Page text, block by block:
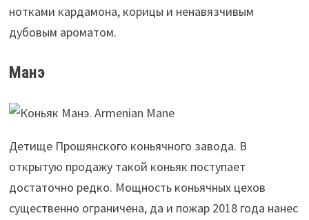
нотками кардамона, корицы и ненавязчивым
дубовым ароматом.
Манэ
Детище Прошянского коньячного завода. В
открытую продажу такой коньяк поступает
достаточно редко. Мощность коньячных цехов
существенно ограничена, да и пожар 2018 года нанес